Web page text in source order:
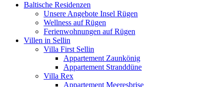
Baltische Residenzen
Unsere Angebote Insel Rügen
Wellness auf Rügen
Ferienwohnungen auf Rügen
Villen in Sellin
Villa First Sellin
Appartement Zaunkönig
Appartement Stranddüne
Villa Rex
Appartement Meeresbrise